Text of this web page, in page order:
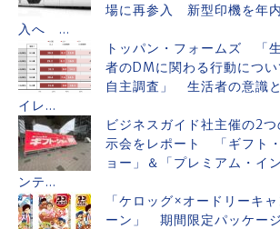
場に再参入 新型印機を年
入へ ...
トッパン・フォームズ 「
者のDMに関わる行動につ
自主調査」 生活者の意識
イレ...
ビジネスガイド社主催の2つ
示会をレポート 「ギフト
ョー」＆「プレミアム・イ
ンテ...
「ケロッグ×オードリーキ
ーン」 期間限定パッケー